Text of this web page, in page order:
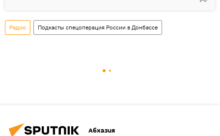
Радио Подкасты спецоперация России в Донбассе
Абхазия